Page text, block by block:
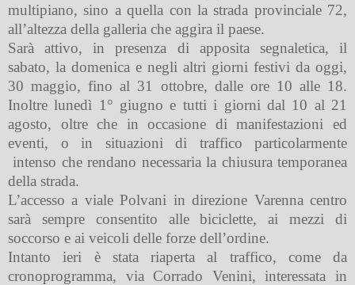
multipiano, sino a quella con la strada provinciale 72,
all’altezza della galleria che aggira il paese.
Sarà attivo, in presenza di apposita segnaletica, il
sabato, la domenica e negli altri giorni festivi da oggi,
30 maggio, fino al 31 ottobre, dalle ore 10 alle 18.
Inoltre lunedì 1° giugno e tutti i giorni dal 10 al 21
agosto, oltre che in occasione di manifestazioni ed
eventi, o in situazioni di traffico particolarmente
intenso che rendano necessaria la chiusura temporanea
della strada.
L’accesso a viale Polvani in direzione Varenna centro
sarà sempre consentito alle biciclette, ai mezzi di
soccorso e ai veicoli delle forze dell’ordine.
Intanto ieri è stata riaperta al traffico, come da
cronoprogramma, via Corrado Venini, interessata in